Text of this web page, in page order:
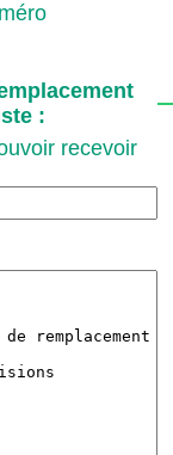
:
recevoir